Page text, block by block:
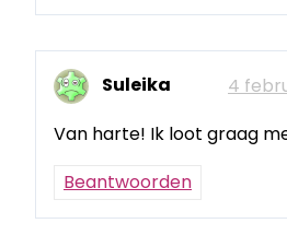
Suleika
4
Van harte! Ik loot graag
Beantwoorden